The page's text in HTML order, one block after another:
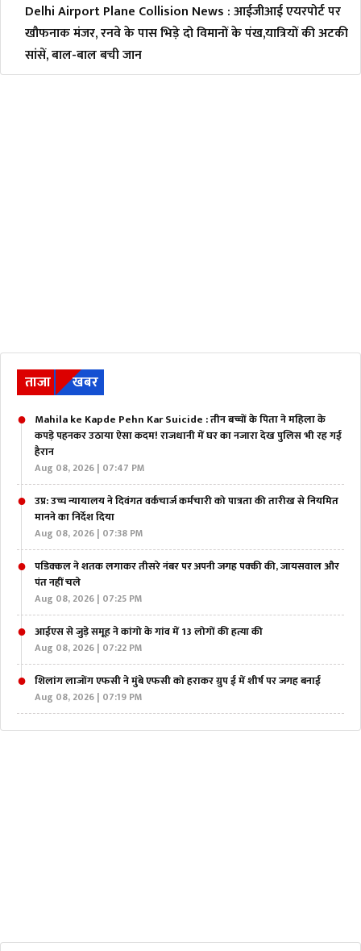
Delhi Airport Plane Collision News : आईजीआई एयरपोर्ट पर
खौफनाक मंजर, रनवे के पास भिड़े दो विमानों के पंख,यात्रियों की अटकी
सांसें, बाल-बाल बची जान
ताजा खबर
Mahila ke Kapde Pehn Kar Suicide : तीन बच्चों के पिता ने महिला के
कपड़े पहनकर उठाया ऐसा कदम! राजधानी में घर का नजारा देख पुलिस भी रह गई
हैरान
Aug 08, 2026 | 07:47 PM
उप्र: उच्च न्यायालय ने दिवंगत वर्कचार्ज कर्मचारी को पात्रता की तारीख से नियमित
मानने का निर्देश दिया
Aug 08, 2026 | 07:38 PM
पडिक्कल ने शतक लगाकर तीसरे नंबर पर अपनी जगह पक्की की, जायसवाल और
पंत नहीं चले
Aug 08, 2026 | 07:25 PM
आईएस से जुड़े समूह ने कांगो के गांव में 13 लोगों की हत्या की
Aug 08, 2026 | 07:22 PM
शिलांग लाजोंग एफसी ने मुंबे एफसी को हराकर ग्रुप ई में शीर्ष पर जगह बनाई
Aug 08, 2026 | 07:19 PM